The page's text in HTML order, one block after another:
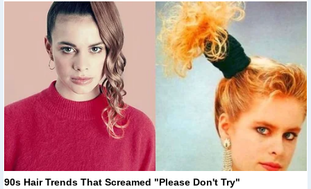
90s Hair Trends That Screamed "Please Don't Try"